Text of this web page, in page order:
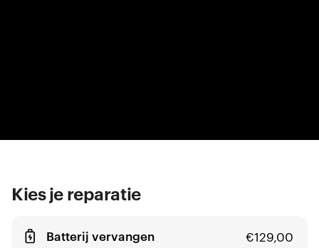
Kies je reparatie
Batterij vervangen €129,00